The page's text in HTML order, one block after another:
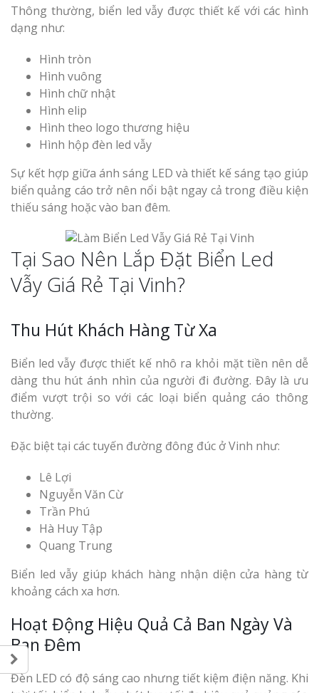
Thông thường, biển led vẫy được thiết kế với các hình
dạng như:
Hình tròn
Hình vuông
Hình chữ nhật
Hình elip
Hình theo logo thương hiệu
Hình hộp đèn led vẫy
Sự kết hợp giữa ánh sáng LED và thiết kế sáng tạo giúp
biển quảng cáo trở nên nổi bật ngay cả trong điều kiện
thiếu sáng hoặc vào ban đêm.
Tại Sao Nên Lắp Đặt Biển Led
Vẫy Giá Rẻ Tại Vinh?
Thu Hút Khách Hàng Từ Xa
Biển led vẫy được thiết kế nhô ra khỏi mặt tiền nên dễ
dàng thu hút ánh nhìn của người đi đường. Đây là ưu
điểm vượt trội so với các loại biển quảng cáo thông
thường.
Đặc biệt tại các tuyến đường đông đúc ở Vinh như:
Lê Lợi
Nguyễn Văn Cừ
Trần Phú
Hà Huy Tập
Quang Trung
Biển led vẫy giúp khách hàng nhận diện cửa hàng từ
khoảng cách xa hơn.
Hoạt Động Hiệu Quả Cả Ban Ngày Và
Ban Đêm
Đèn LED có độ sáng cao nhưng tiết kiệm điện năng. Khi